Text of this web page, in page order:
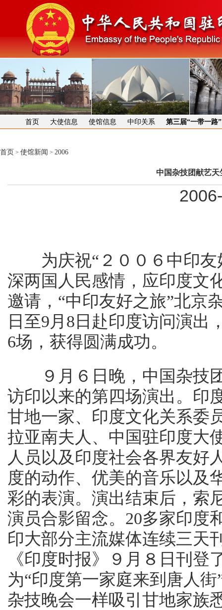
首页 大使信息 使馆信息 中印关系 第三届“一带一路
首页 > 使馆新闻 > 2006
中国杂技团献艺天
为庆祝“２００６中印友
深两国人民感情，应印度文
邀请，“中印友好之旅”北京
日至9月8日赴印度访问演出
6场，获得圆满成功。
９月６日晚，中国杂技团
访印以来的第四场演出。印
甘地一家、印度文化关系委
拉亚南夫人、中国驻印度大
人员以及印度社会各界友好
度的动作、优美的音乐以及
彩的表演。演出结束后，索
演员合影留念。20多家印度
印大部分主流媒体连续三天
《印度时报》９月８日刊
为“印度第一家庭来到唐人
杂技晚会一样吸引甘地家族